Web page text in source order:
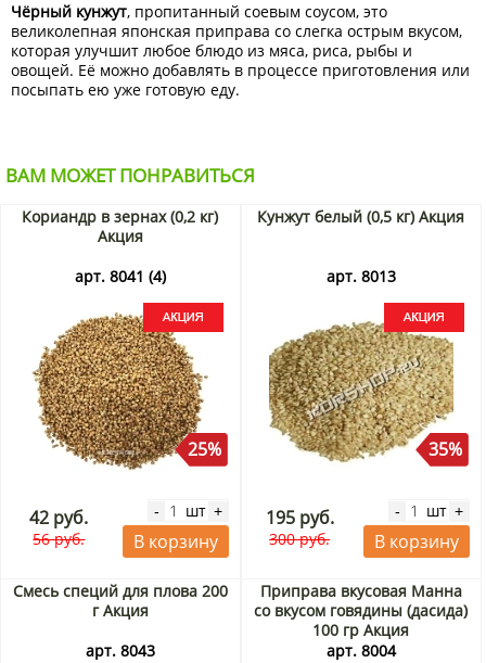
Чёрный кунжут, пропитанный соевым соусом, это
великолепная японская приправа со слегка острым вкусом,
которая улучшит любое блюдо из мяса, риса, рыбы и
овощей. Её можно добавлять в процессе приготовления или
посыпать ею уже готовую еду.
ВАМ МОЖЕТ ПОНРАВИТЬСЯ
Кориандр в зернах (0,2 кг)
Акция
арт. 8041 (4)
25%
42 руб.
56 руб.
- шт +
В корзину
Кунжут белый (0,5 кг) Акция
арт. 8013
35%
195 руб.
300 руб.
- шт +
В корзину
Смесь специй для плова 200
г Акция
арт. 8043
Приправа вкусовая Манна
со вкусом говядины (дасида)
100 гр Акция
арт. 8004